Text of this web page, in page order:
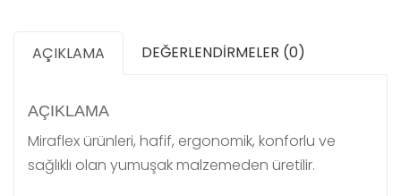
AÇIKLAMA DEĞERLENDIRMELER (0)
AÇIKLAMA
Miraflex ürünleri, hafif, ergonomik, konforlu ve
sağlıklı olan yumuşak malzemeden üretilir.